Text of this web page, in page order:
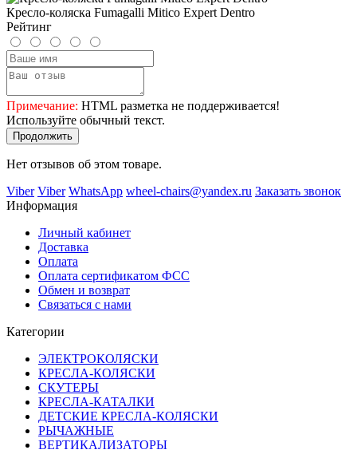
Кресло-коляска Fumagalli Mitico Expert Dentro
Рейтинг
Примечание: HTML разметка не поддерживается!
Используйте обычный текст.
Продолжить
Нет отзывов об этом товаре.
Viber Viber WhatsApp wheel-chairs@yandex.ru Заказать звонок
Информация
Личный кабинет
Доставка
Оплата
Оплата сертификатом ФСС
Обмен и возврат
Связаться с нами
Категории
ЭЛЕКТРОКОЛЯСКИ
КРЕСЛА-КОЛЯСКИ
СКУТЕРЫ
КРЕСЛА-КАТАЛКИ
ДЕТСКИЕ КРЕСЛА-КОЛЯСКИ
РЫЧАЖНЫЕ
ВЕРТИКАЛИЗАТОРЫ